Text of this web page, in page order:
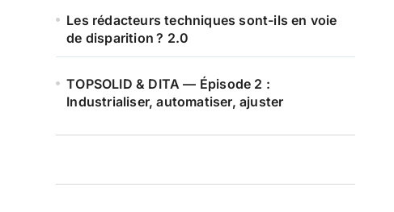
Les rédacteurs techniques sont-ils en voie
de disparition ? 2.0
TOPSOLID & DITA — Épisode 2 :
Industrialiser, automatiser, ajuster